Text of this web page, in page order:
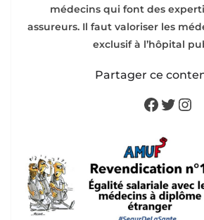
médecins qui font des
assureurs. Il faut valoriser les
exclusif à l’hôpital
Partager ce